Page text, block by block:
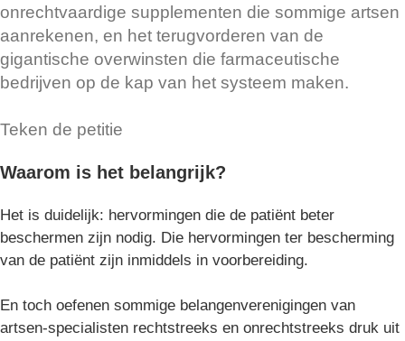
onrechtvaardige supplementen die sommige artsen
aanrekenen, en het terugvorderen van de
gigantische overwinsten die farmaceutische
bedrijven op de kap van het systeem maken.
Teken de petitie
Waarom is het belangrijk?
Het is duidelijk: hervormingen die de patiënt beter
beschermen zijn nodig. Die hervormingen ter bescherming
van de patiënt zijn inmiddels in voorbereiding.
En toch oefenen sommige belangenverenigingen van
artsen-specialisten rechtstreeks en onrechtstreeks druk uit